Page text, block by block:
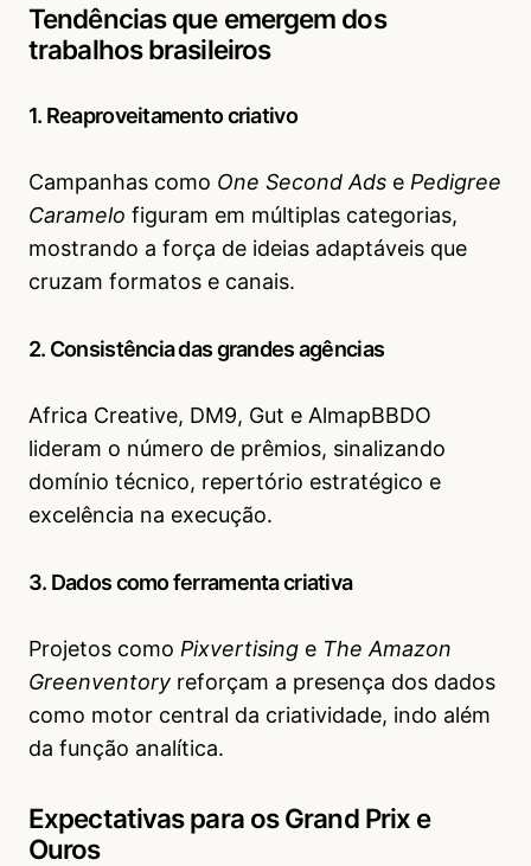
Tendências que emergem dos
trabalhos brasileiros
1. Reaproveitamento criativo
Campanhas como One Second Ads e Pedigree
Caramelo figuram em múltiplas categorias,
mostrando a força de ideias adaptáveis que
cruzam formatos e canais.
2. Consistência das grandes agências
Africa Creative, DM9, Gut e AlmapBBDO
lideram o número de prêmios, sinalizando
domínio técnico, repertório estratégico e
excelência na execução.
3. Dados como ferramenta criativa
Projetos como Pixvertising e The Amazon
Greenventory reforçam a presença dos dados
como motor central da criatividade, indo além
da função analítica.
Expectativas para os Grand Prix e
Ouros